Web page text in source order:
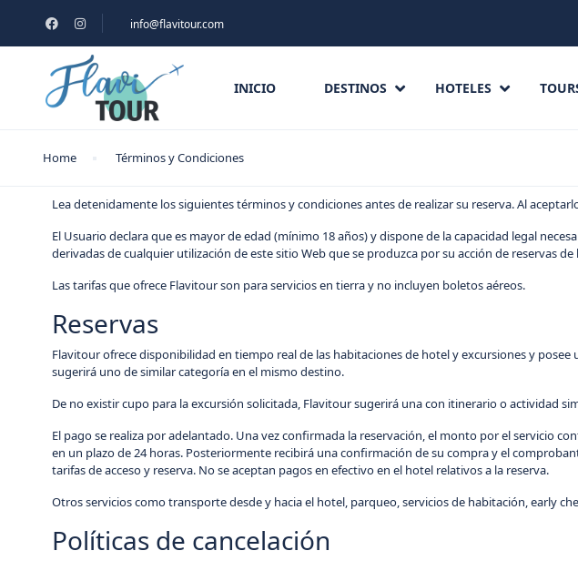
info@flavitour.com
INICIO DESTINOS HOTELES
Home Términos y Condiciones
Lea detenidamente los siguientes términos y condiciones antes de realizar su reserva. Al
El Usuario declara que es mayor de edad (mínimo 18 años) y dispone de la capacidad legal
derivadas de cualquier utilización de este sitio Web que se produzca por su acción de reservas
Las tarifas que ofrece Flavitour son para servicios en tierra y no incluyen boletos aéreos.
Reservas
Flavitour ofrece disponibilidad en tiempo real de las habitaciones de hotel y excursiones y
sugerirá uno de similar categoría en el mismo destino.
De no existir cupo para la excursión solicitada, Flavitour sugerirá una con itinerario o actividad
El pago se realiza por adelantado. Una vez confirmada la reservación, el monto por el servicio
en un plazo de 24 horas. Posteriormente recibirá una confirmación de su compra y el
tarifas de acceso y reserva. No se aceptan pagos en efectivo en el hotel relativos a la reserva.
Otros servicios como transporte desde y hacia el hotel, parqueo, servicios de habitación, early
Políticas de cancelación